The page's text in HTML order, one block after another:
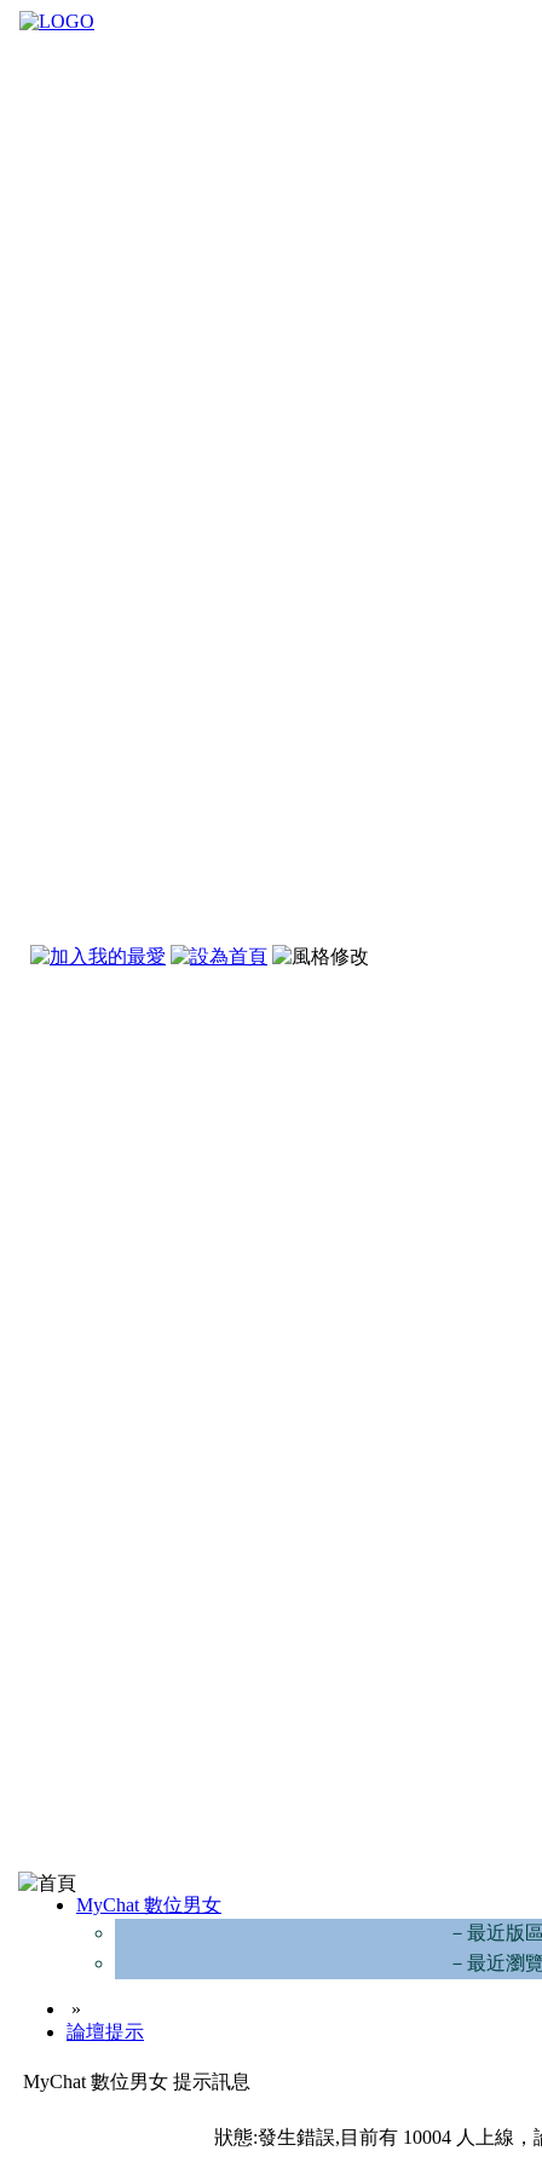
MyChat 數位男女
－最近版
－最近瀏
»
論壇提示
MyChat 數位男女 提示訊息
狀態:發生錯誤,目前有 10004 人上線